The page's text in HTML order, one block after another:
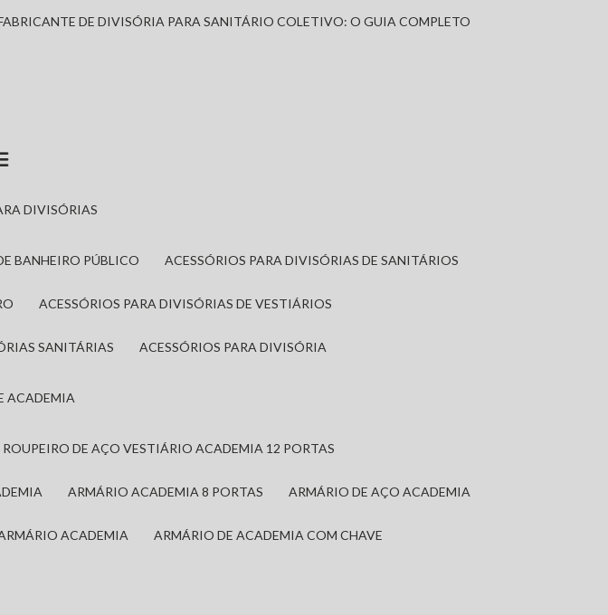
FABRICANTE DE DIVISÓRIA PARA SANITÁRIO COLETIVO: O GUIA COMPLETO
DIVISÓRIAS
BANHEIRO PÚBLICO ACESSÓRIOS PARA DIVISÓRIAS DE SANITÁRIOS
ACESSÓRIOS PARA DIVISÓRIAS DE VESTIÁRIOS
SANITÁRIAS ACESSÓRIOS PARA DIVISÓRIA
ACADEMIA
ROUPEIRO DE AÇO VESTIÁRIO ACADEMIA 12 PORTAS
ARMÁRIO ACADEMIA 8 PORTAS ARMÁRIO DE AÇO ACADEMIA
ARMÁRIO ACADEMIA ARMÁRIO DE ACADEMIA COM CHAVE